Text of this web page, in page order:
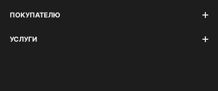
ПОКУПАТЕЛЮ
УСЛУГИ